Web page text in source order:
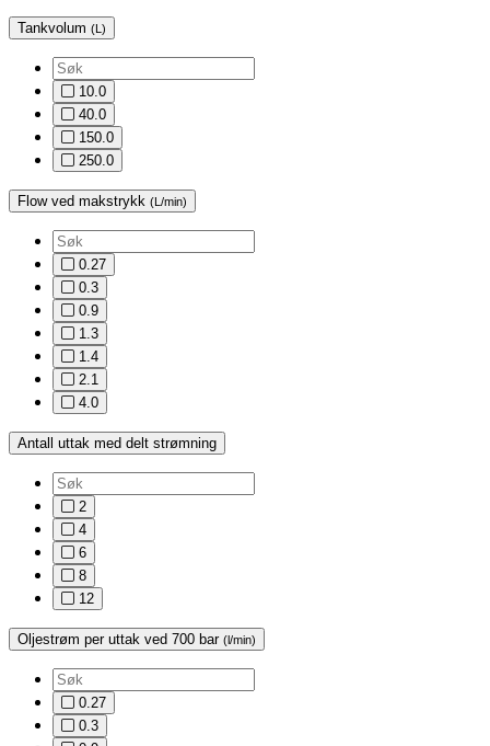
Tankvolum (L)
10.0
40.0
150.0
250.0
Flow ved makstrykk (L/min)
0.27
0.3
0.9
1.3
1.4
2.1
4.0
Antall uttak med delt strømning
2
4
6
8
12
Oljestrøm per uttak ved 700 bar (l/min)
0.27
0.3